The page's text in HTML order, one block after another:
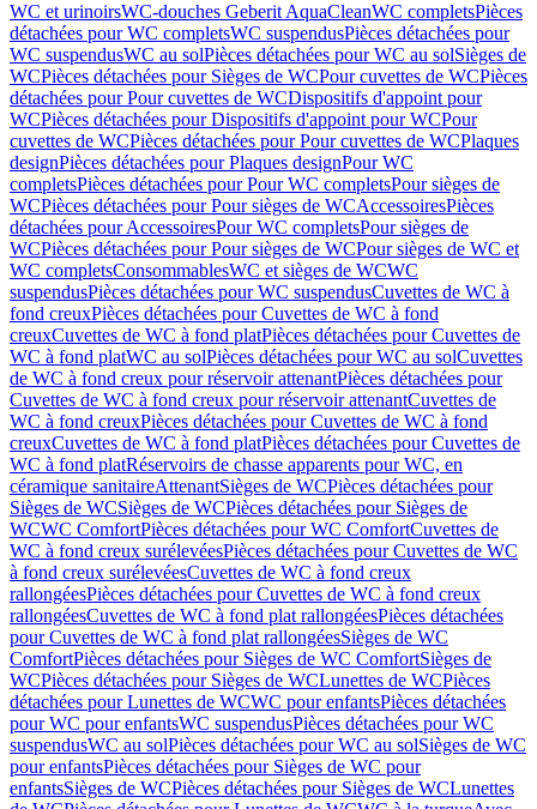
WC et urinoirsWC-douches Geberit AquaCleanWC completsPièces
détachées pour WC completsWC suspendusPièces détachées pour
WC suspendusWC au solPièces détachées pour WC au solSièges de
WCPièces détachées pour Sièges de WCPour cuvettes de WCPièces
détachées pour Pour cuvettes de WCDispositifs d'appoint pour
WCPièces détachées pour Dispositifs d'appoint pour WCPour
cuvettes de WCPièces détachées pour Pour cuvettes de WCPlaques
designPièces détachées pour Plaques designPour WC
completsPièces détachées pour Pour WC completsPour sièges de
WCPièces détachées pour Pour sièges de WCAccessoiresPièces
détachées pour AccessoiresPour WC completsPour sièges de
WCPièces détachées pour Pour sièges de WCPour sièges de WC et
WC completsConsommablesWC et sièges de WCWC
suspendusPièces détachées pour WC suspendusCuvettes de WC à
fond creuxPièces détachées pour Cuvettes de WC à fond
creuxCuvettes de WC à fond platPièces détachées pour Cuvettes de
WC à fond platWC au solPièces détachées pour WC au solCuvettes
de WC à fond creux pour réservoir attenantPièces détachées pour
Cuvettes de WC à fond creux pour réservoir attenantCuvettes de
WC à fond creuxPièces détachées pour Cuvettes de WC à fond
creuxCuvettes de WC à fond platPièces détachées pour Cuvettes de
WC à fond platRéservoirs de chasse apparents pour WC, en
céramique sanitaireAttenantSièges de WCPièces détachées pour
Sièges de WCSièges de WCPièces détachées pour Sièges de
WCWC ComfortPièces détachées pour WC ComfortCuvettes de
WC à fond creux surélevéesPièces détachées pour Cuvettes de WC
à fond creux surélevéesCuvettes de WC à fond creux
rallongéesPièces détachées pour Cuvettes de WC à fond creux
rallongéesCuvettes de WC à fond plat rallongéesPièces détachées
pour Cuvettes de WC à fond plat rallongéesSièges de WC
ComfortPièces détachées pour Sièges de WC ComfortSièges de
WCPièces détachées pour Sièges de WCLunettes de WCPièces
détachées pour Lunettes de WCWC pour enfantsPièces détachées
pour WC pour enfantsWC suspendusPièces détachées pour WC
suspendusWC au solPièces détachées pour WC au solSièges de WC
pour enfantsPièces détachées pour Sièges de WC pour
enfantsSièges de WCPièces détachées pour Sièges de WCLunettes